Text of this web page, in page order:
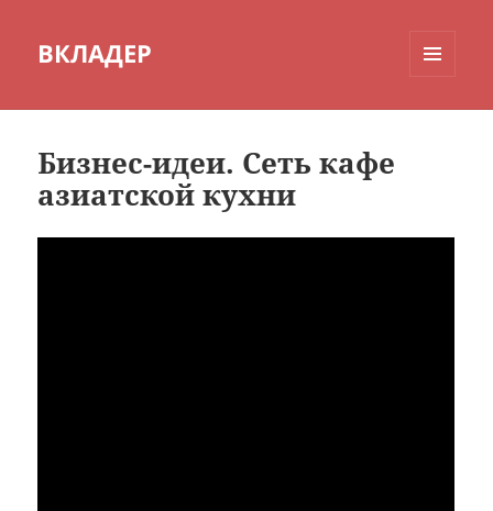
ВКЛАДЕР
Бизнес-идеи. Сеть кафе
азиатской кухни